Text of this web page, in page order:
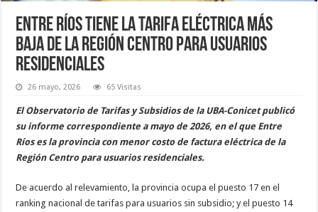
Entre Ríos tiene la tarifa eléctrica más
baja de la Región Centro para usuarios
residenciales
26 mayo, 2026 65 Visitas
El Observatorio de Tarifas y Subsidios de la UBA-Conicet publicó
su informe correspondiente a mayo de 2026, en el que Entre
Ríos es la provincia con menor costo de factura eléctrica de la
Región Centro para usuarios residenciales.
De acuerdo al relevamiento, la provincia ocupa el puesto 17 en el
ranking nacional de tarifas para usuarios sin subsidio; y el puesto 14